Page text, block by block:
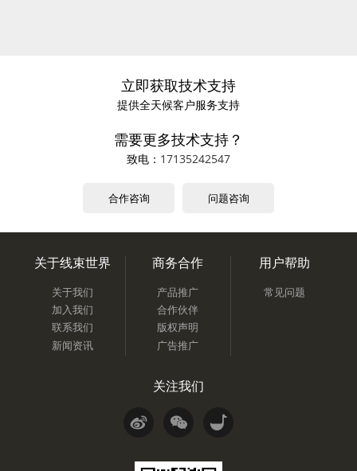
立即获取技术支持
提供全天候客户服务支持
需要更多技术支持？
致电： 17135242547
合作咨询 问题咨询
关于线束世界
关于我们
加入我们
联系我们
新闻资讯
商务合作
产品推广
合作伙伴
版权声明
广告推广
用户帮助
常见问题
关注我们